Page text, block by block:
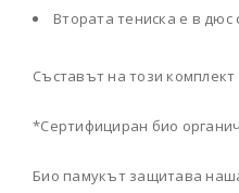
Втората тениска е в дюс
Съставът на този
*Сертифициран био
Био памукът защитава